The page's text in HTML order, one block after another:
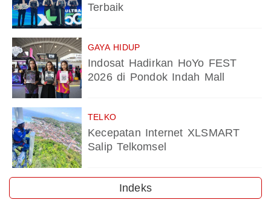
Terbaik
GAYA HIDUP
Indosat Hadirkan HoYo FEST
2026 di Pondok Indah Mall
TELKO
Kecepatan Internet XLSMART
Salip Telkomsel
Indeks